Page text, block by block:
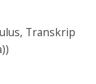
Transkrip